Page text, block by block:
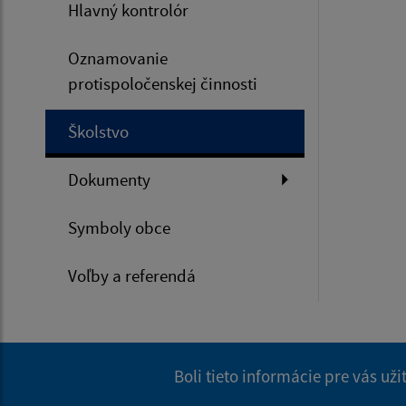
Hlavný kontrolór
Oznamovanie
protispoločenskej činnosti
Školstvo
Dokumenty
Symboly obce
Voľby a referendá
Boli tieto informácie pre vás